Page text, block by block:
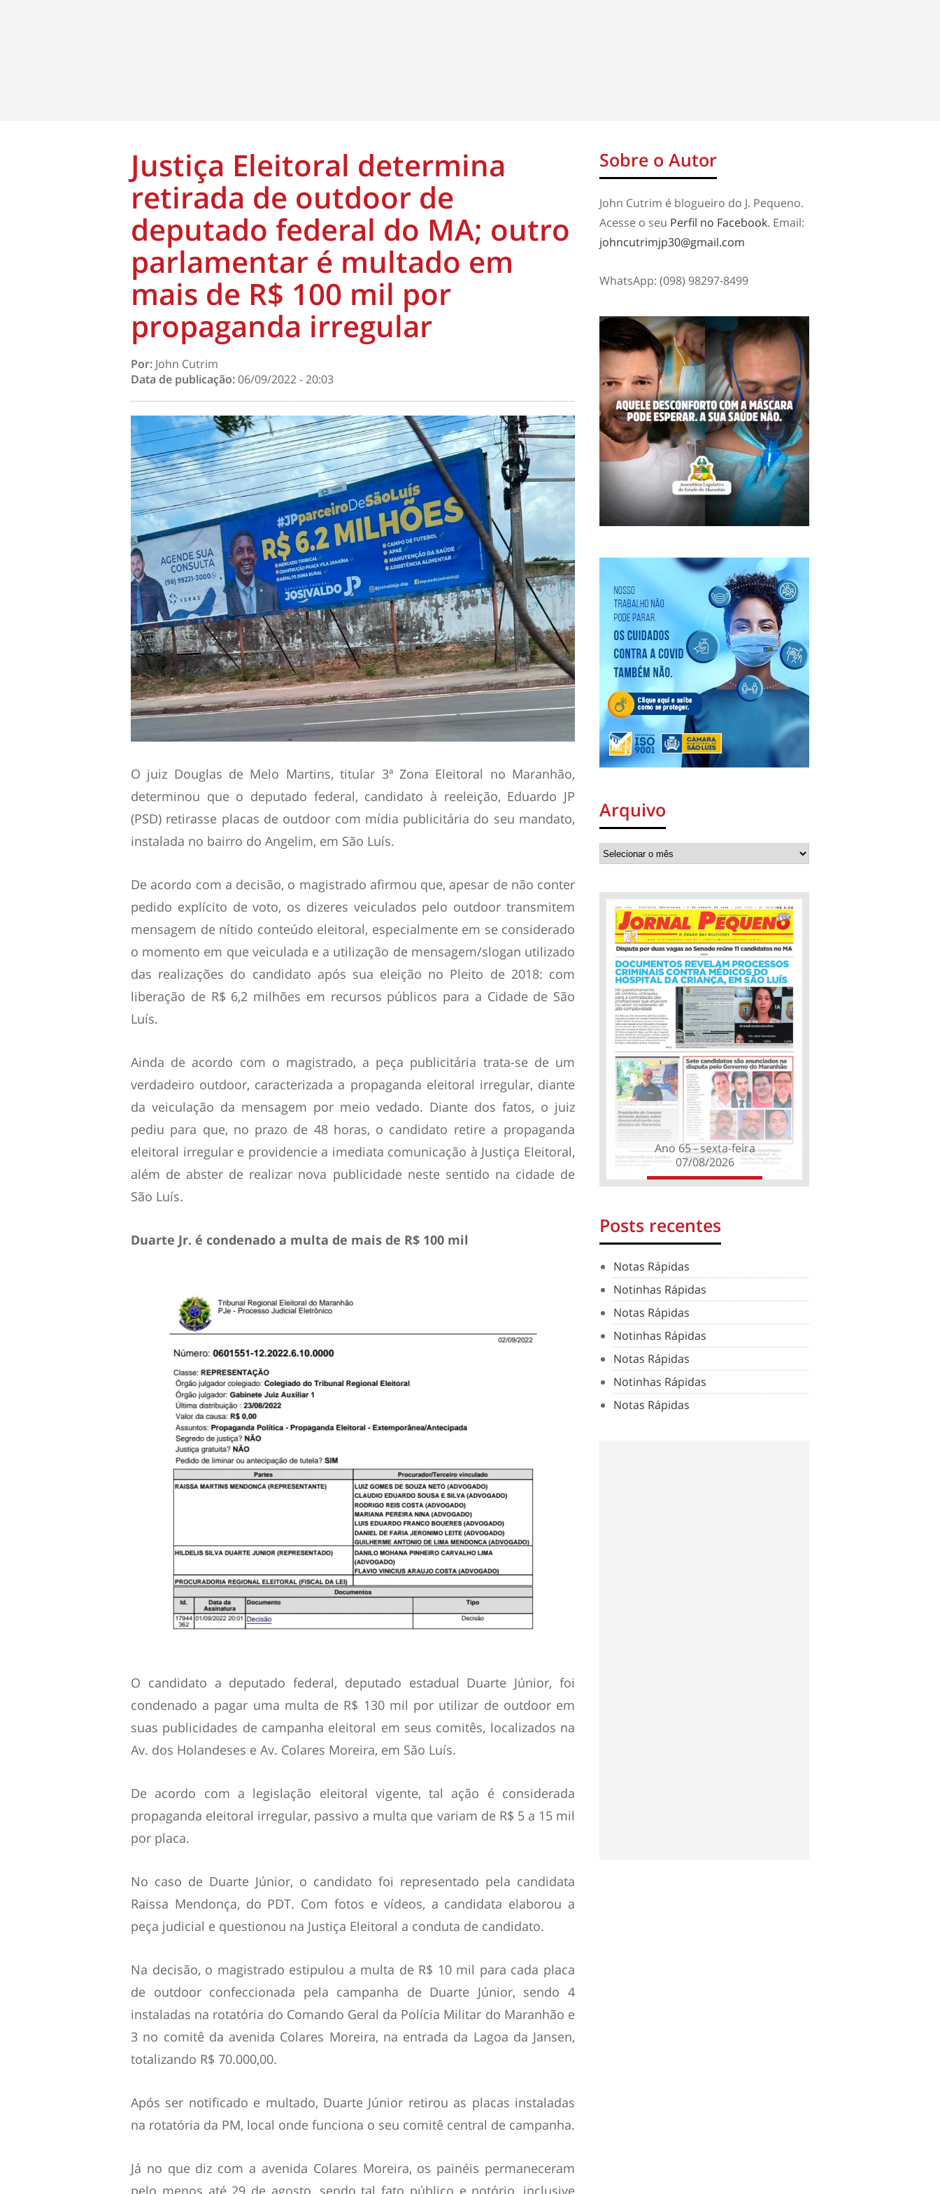
Justiça Eleitoral determina
retirada de outdoor de
deputado federal do MA; outro
parlamentar é multado em
mais de R$ 100 mil por
propaganda irregular
Por: John Cutrim
Data de publicação:06/09/2022 - 20:03
O juiz Douglas de Melo Martins, titular 3ª Zona Eleitoral no Maranhão,
determinou que o deputado federal, candidato à reeleição, Eduardo JP
(PSD) retirasse placas de outdoor com mídia publicitária do seu mandato,
instalada no bairro do Angelim, em São Luís.
De acordo com a decisão, o magistrado afirmou que, apesar de não conter
pedido explícito de voto, os dizeres veiculados pelo outdoor transmitem
mensagem de nítido conteúdo eleitoral, especialmente em se considerado
o momento em que veiculada e a utilização de mensagem/slogan utilizado
das realizações do candidato após sua eleição no Pleito de 2018: com
liberação de R$ 6,2 milhões em recursos públicos para a Cidade de São
Luís.
Ainda de acordo com o magistrado, a peça publicitária trata-se de um
verdadeiro outdoor, caracterizada a propaganda eleitoral irregular, diante
da veiculação da mensagem por meio vedado. Diante dos fatos, o juiz
pediu para que, no prazo de 48 horas, o candidato retire a propaganda
eleitoral irregular e providencie a imediata comunicação à Justiça Eleitoral,
além de abster de realizar nova publicidade neste sentido na cidade de
São Luís.
Duarte Jr. é condenado a multa de mais de R$ 100 mil
O candidato a deputado federal, deputado estadual Duarte Júnior, foi
condenado a pagar uma multa de R$ 130 mil por utilizar de outdoor em
suas publicidades de campanha eleitoral em seus comitês, localizados na
Av. dos Holandeses e Av. Colares Moreira, em São Luís.
De acordo com a legislação eleitoral vigente, tal ação é considerada
propaganda eleitoral irregular, passivo a multa que variam de R$ 5 a 15 mil
por placa.
No caso de Duarte Júnior, o candidato foi representado pela candidata
Raissa Mendonça, do PDT. Com fotos e vídeos, a candidata elaborou a
peça judicial e questionou na Justiça Eleitoral a conduta de candidato.
Na decisão, o magistrado estipulou a multa de R$ 10 mil para cada placa
de outdoor confeccionada pela campanha de Duarte Júnior, sendo 4
instaladas na rotatória do Comando Geral da Polícia Militar do Maranhão e
3 no comitê da avenida Colares Moreira, na entrada da Lagoa da Jansen,
totalizando R$ 70.000,00.
Após ser notificado e multado, Duarte Júnior retirou as placas instaladas
na rotatória da PM, local onde funciona o seu comitê central de campanha.
Já no que diz com a avenida Colares Moreira, os painéis permaneceram
pelo menos até 29 de agosto, sendo tal fato público e notório, inclusive
Sobre o Autor
John Cutrim é blogueiro do J. Pequeno.
Acesse o seu Perfil no Facebook. Email:
johncutrimjp30@gmail.com
WhatsApp: (098) 98297-8499
Arquivo
Ano 65 - sexta-feira
07/08/2026
Posts recentes
Notas Rápidas
Notinhas Rápidas
Notas Rápidas
Notinhas Rápidas
Notas Rápidas
Notinhas Rápidas
Notas Rápidas